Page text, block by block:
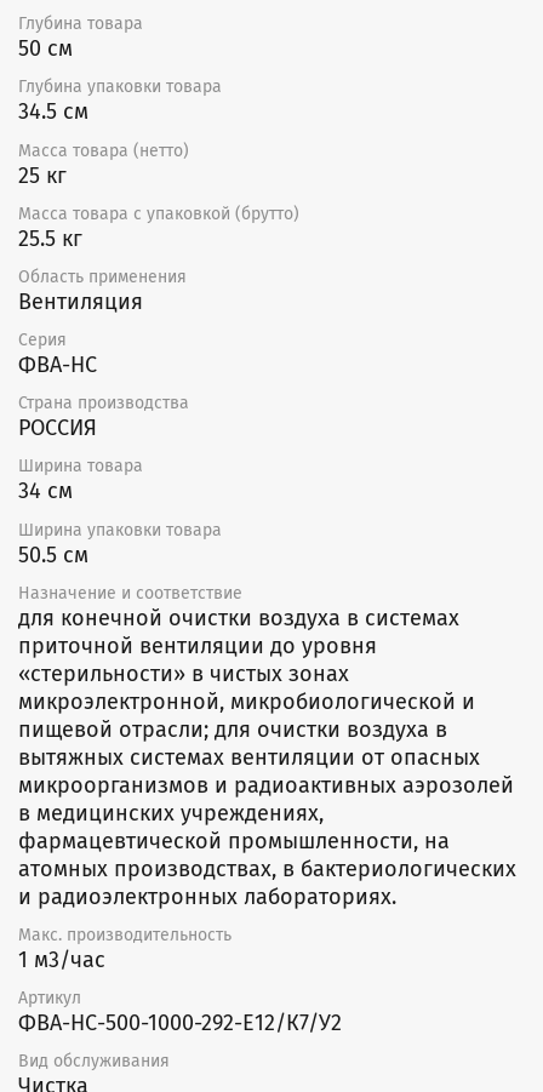
производительностью, что значительно снижает
энергозатраты благодаря низкому начальному
сопротивленю воздуха и требует меньшего
количества фильтров на заданный объем воздуха.
Фильтр утилизируется путем сжигания на
мусоросжигательных предприятиях.
Глубина товара
50 см
Глубина упаковки товара
34.5 см
Масса товара (нетто)
25 кг
Масса товара с упаковкой (брутто)
25.5 кг
Область применения
Вентиляция
Серия
ФВА-НС
Страна производства
РОССИЯ
Ширина товара
34 см
Ширина упаковки товара
50.5 см
Назначение и соответствие
для конечной очистки воздуха в системах
приточной вентиляции до уровня
«стерильности» в чистых зонах
микроэлектронной, микробиологической и
пищевой отрасли; для очистки воздуха в
вытяжных системах вентиляции от опасных
микроорганизмов и радиоактивных аэрозолей
в медицинских учреждениях,
фармацевтической промышленности, на
атомных производствах, в бактериологических
и радиоэлектронных лабораториях.
Макс. производительность
1 м3/час
Артикул
ФВА-НС-500-1000-292-E12/К7/У2
Вид обслуживания
Чистка